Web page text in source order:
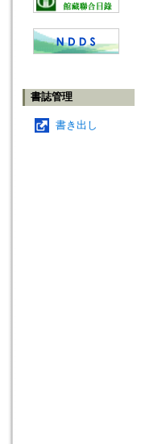
書誌管理
書き出し